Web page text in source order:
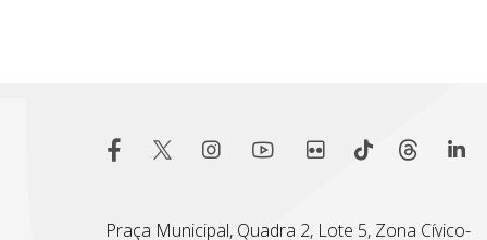
Praça Municipal, Quadra 2, Lote 5, Zona Cívico-